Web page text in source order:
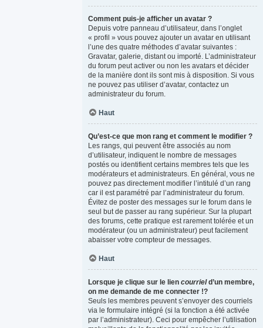
Comment puis-je afficher un avatar ?
Depuis votre panneau d’utilisateur, dans l’onglet
« profil » vous pouvez ajouter un avatar en utilisant
l’une des quatre méthodes d’avatar suivantes :
Gravatar, galerie, distant ou importé. L’administrateur
du forum peut activer ou non les avatars et décider
de la manière dont ils sont mis à disposition. Si vous
ne pouvez pas utiliser d’avatar, contactez un
administrateur du forum.
Haut
Qu’est-ce que mon rang et comment le modifier ?
Les rangs, qui peuvent être associés au nom
d’utilisateur, indiquent le nombre de messages
postés ou identifient certains membres tels que les
modérateurs et administrateurs. En général, vous ne
pouvez pas directement modifier l’intitulé d’un rang
car il est paramétré par l’administrateur du forum.
Évitez de poster des messages sur le forum dans le
seul but de passer au rang supérieur. Sur la plupart
des forums, cette pratique est rarement tolérée et un
modérateur (ou un administrateur) peut facilement
abaisser votre compteur de messages.
Haut
Lorsque je clique sur le lien courrield’un membre,
on me demande de me connecter !?
Seuls les membres peuvent s’envoyer des courriels
via le formulaire intégré (si la fonction a été activée
par l’administrateur). Ceci pour empêcher l’utilisation